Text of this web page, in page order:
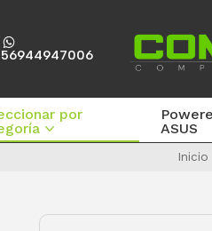
56944947006
por
ASUS
Inicio